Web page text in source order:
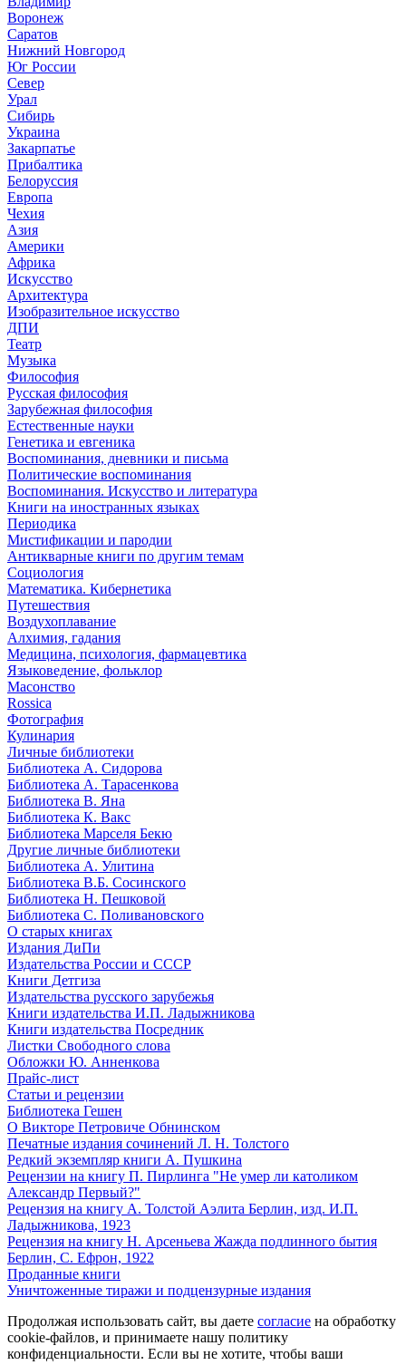
Воронеж
Саратов
Нижний Новгород
Юг России
Север
Урал
Сибирь
Украина
Закарпатье
Прибалтика
Белоруссия
Европа
Чехия
Азия
Америки
Африка
Искусство
Архитектура
Изобразительное искусство
ДПИ
Театр
Музыка
Философия
Русская философия
Зарубежная философия
Естественные науки
Генетика и евгеника
Воспоминания, дневники и письма
Политические воспоминания
Воспоминания. Искусство и литература
Книги на иностранных языках
Периодика
Мистификации и пародии
Антикварные книги по другим темам
Социология
Математика. Кибернетика
Путешествия
Воздухоплавание
Алхимия, гадания
Медицина, психология, фармацевтика
Языковедение, фольклор
Масонство
Rossica
Фотография
Кулинария
Личные библиотеки
Библиотека А. Сидорова
Библиотека А. Тарасенкова
Библиотека В. Яна
Библиотека К. Вакс
Библиотека Марселя Бекю
Другие личные библиотеки
Библиотека А. Улитина
Библиотека В.Б. Сосинского
Библиотека Н. Пешковой
Библиотека С. Поливановского
О старых книгах
Издания ДиПи
Издательства России и СССР
Книги Детгиза
Издательства русского зарубежья
Книги издательства И.П. Ладыжникова
Книги издательства Посредник
Листки Свободного слова
Обложки Ю. Анненкова
Прайс-лист
Статьи и рецензии
Библиотека Гешен
О Викторе Петровиче Обнинском
Печатные издания сочинений Л. Н. Толстого
Редкий экземпляр книги А. Пушкина
Рецензии на книгу П. Пирлинга "Не умер ли католиком
Александр Первый?"
Рецензия на книгу А. Толстой Аэлита Берлин, изд. И.П.
Ладыжникова, 1923
Рецензия на книгу Н. Арсеньева Жажда подлинного бытия
Берлин, С. Ефрон, 1922
Проданные книги
Уничтоженные тиражи и подцензурные издания
Продолжая использовать сайт, вы даете согласие на обработку
cookie-файлов, и принимаете нашу политику
конфиденциальности. Если вы не хотите, чтобы ваши